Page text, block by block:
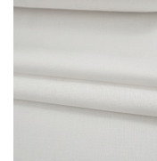
промокоды и
Электронная почта